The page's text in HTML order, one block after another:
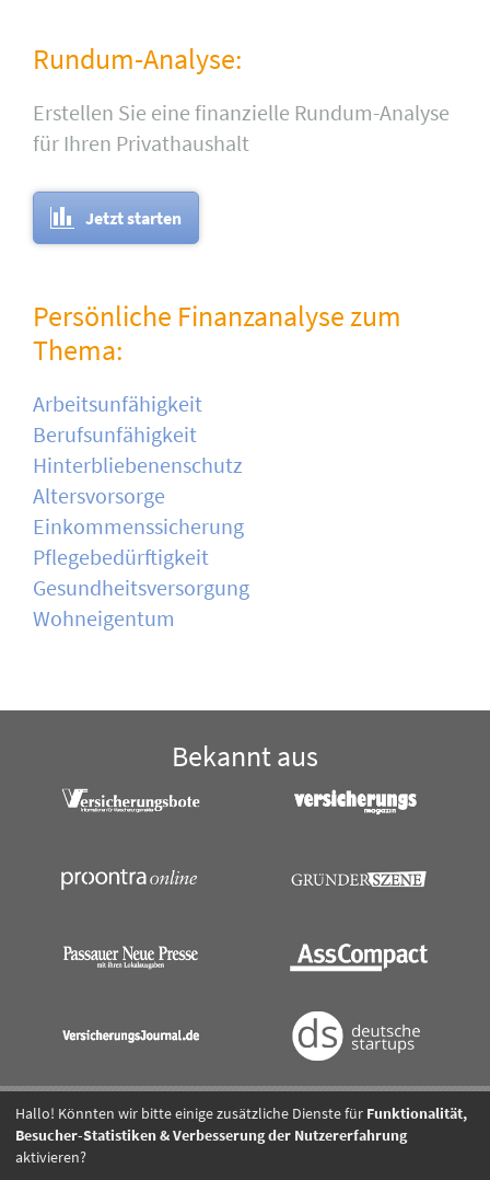
Rundum-Analyse:
Erstellen Sie eine finanzielle Rundum-Analyse
für Ihren Privathaushalt
Jetzt starten
Persönliche Finanzanalyse zum
Thema:
Arbeitsunfähigkeit
Berufsunfähigkeit
Hinterbliebenenschutz
Altersvorsorge
Einkommenssicherung
Pflegebedürftigkeit
Gesundheitsversorgung
Wohneigentum
Bekannt aus
Kontakt Impressum AGB Datenschutz Presse
Hallo! Könnten wir bitte einige zusätzliche Dienste für Funktionalität,
Besucher-Statistiken & Verbesserung der Nutzererfahrung
aktivieren?